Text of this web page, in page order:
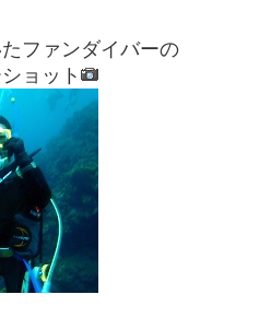
ファンダイバーの
ョット